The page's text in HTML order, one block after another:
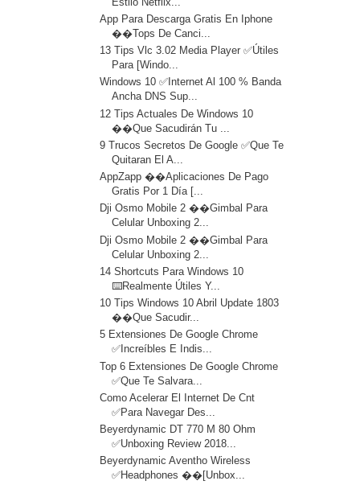
App Para Descarga Gratis En Iphone
��Tops De Canci...
13 Tips Vlc 3.02 Media Player ✅Útiles
Para [Windo...
Windows 10 ✅Internet Al 100 % Banda
Ancha DNS Sup...
12 Tips Actuales De Windows 10
��Que Sacudirán Tu ...
9 Trucos Secretos De Google ✅Que Te
Quitaran El A...
AppZapp ��Aplicaciones De Pago
Gratis Por 1 Día [...
Dji Osmo Mobile 2 ��Gimbal Para
Celular Unboxing 2...
Dji Osmo Mobile 2 ��Gimbal Para
Celular Unboxing 2...
14 Shortcuts Para Windows 10
⌨️Realmente Útiles Y...
10 Tips Windows 10 Abril Update 1803
��Que Sacudir...
5 Extensiones De Google Chrome
✅Increíbles E Indis...
Top 6 Extensiones De Google Chrome
✅Que Te Salvara...
Como Acelerar El Internet De Cnt
✅Para Navegar Des...
Beyerdynamic DT 770 M 80 Ohm
✅Unboxing Review 2018...
Beyerdynamic Aventho Wireless
✅Headphones ��[Unbox...